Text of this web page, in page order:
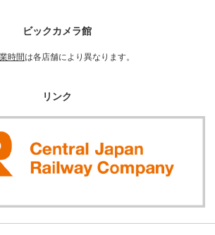
ビックカメラ館
時間は各店舗により異なります。
リンク